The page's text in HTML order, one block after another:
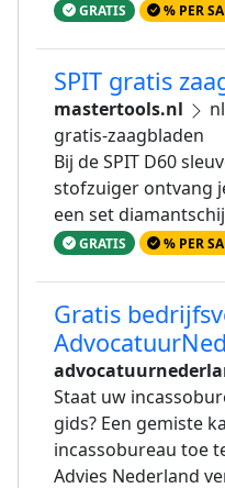
GRATIS % PER
SPIT gratis
mastertools.nl
gratis-zaagbladen
Bij de SPIT D60
stofzuiger ontvang
een set
GRATIS % PER
Gratis
Staat uw
gids? Een gemiste
incassobureau toe
Advies Nederland